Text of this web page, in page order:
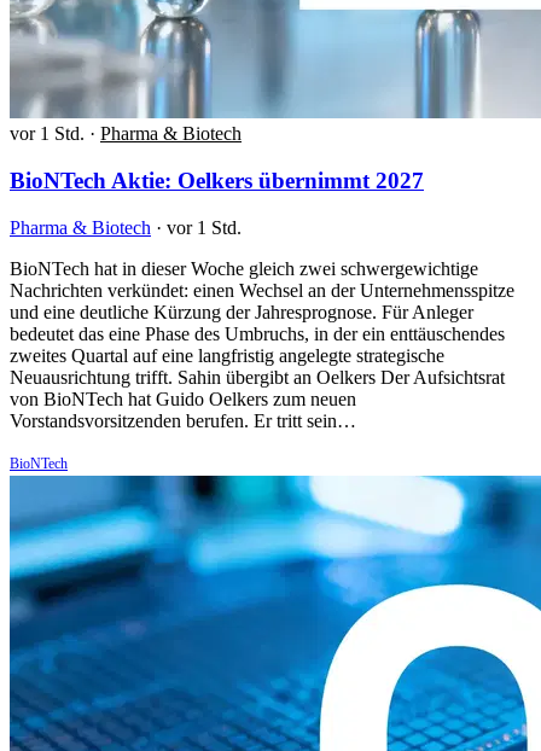
vor 1 Std. · Pharma & Biotech
BioNTech Aktie: Oelkers übernimmt 2027
Pharma & Biotech · vor 1 Std.
BioNTech hat in dieser Woche gleich zwei schwergewichtige
Nachrichten verkündet: einen Wechsel an der Unternehmensspitze
und eine deutliche Kürzung der Jahresprognose. Für Anleger
bedeutet das eine Phase des Umbruchs, in der ein enttäuschendes
zweites Quartal auf eine langfristig angelegte strategische
Neuausrichtung trifft. Sahin übergibt an Oelkers Der Aufsichtsrat
von BioNTech hat Guido Oelkers zum neuen
Vorstandsvorsitzenden berufen. Er tritt sein…
BioNTech